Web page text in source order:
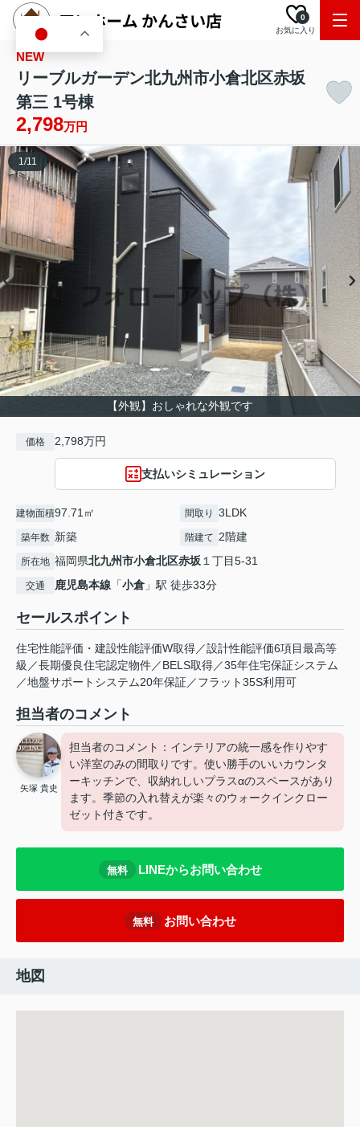
お気に入り
0
NEW
リーブルガーデン北九州市小倉北区赤坂
第三 1号棟
2,798万円
【外観】おしゃれな外観です
1/11
価格 2,798万円
支払いシミュレーション
建物面積97.71㎡ 間取り 3LDK
築年数 新築 階建て 2階建
所在地 福岡県北九州市小倉北区赤坂１丁目5-31
交通 鹿児島本線 「小倉 」駅 徒歩33分
セールスポイント
住宅性能評価・建設性能評価W取得／設計性能評価6項目最高等
級／長期優良住宅認定物件／BELS取得／35年住宅保証システム
／地盤サポートシステム20年保証／フラット35S利用可
担当者のコメント
矢塚 貴史
担当者のコメント：インテリアの統一感を作りやす
い洋室のみの間取りです。使い勝手のいいカウンタ
ーキッチンで、収納れしいプラスαのスペースがあり
ます。季節の入れ替えが楽々のウォークインクロー
ゼット付きです。
無料 LINEからお問い合わせ
無料 お問い合わせ
地図